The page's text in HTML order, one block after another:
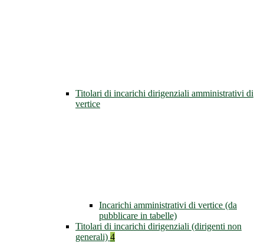
Titolari di incarichi dirigenziali amministrativi di
vertice
Incarichi amministrativi di vertice (da
pubblicare in tabelle)
Titolari di incarichi dirigenziali (dirigenti non
generali) 4